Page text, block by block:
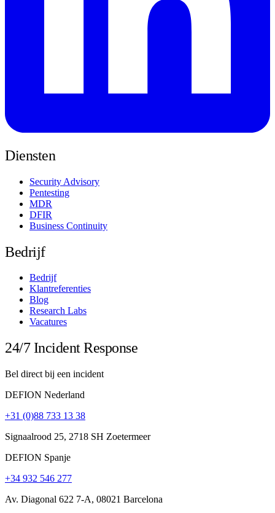
Diensten
Security Advisory
Pentesting
MDR
DFIR
Business Continuity
Bedrijf
Bedrijf
Klantreferenties
Blog
Research Labs
Vacatures
24/7 Incident Response
Bel direct bij een incident
DEFION Nederland
+31 (0)88 733 13 38
Signaalrood 25, 2718 SH Zoetermeer
DEFION Spanje
+34 932 546 277
Av. Diagonal 622 7-A, 08021 Barcelona